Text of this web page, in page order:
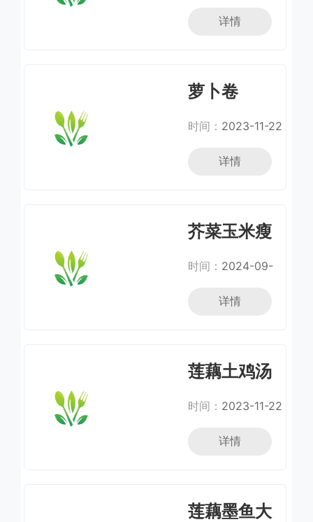
详情
萝卜卷
时间： 2023-11-22
详情
芥菜玉米瘦
时间： 2024-09-
详情
莲藕土鸡汤
时间： 2023-11-22
详情
莲藕墨鱼大